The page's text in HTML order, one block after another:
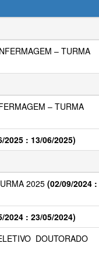
– TURMA
– TURMA
2025 : 13/06/2025)
2025 (02/09/2024 :
2024 : 23/05/2024)
 DOUTORADO